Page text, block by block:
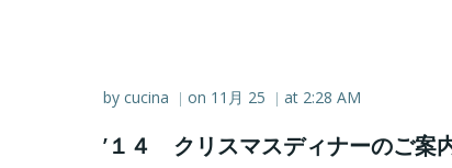
by cucina | on 11月 25 | at 2:28 AM
’１４ クリスマスディナーのご案